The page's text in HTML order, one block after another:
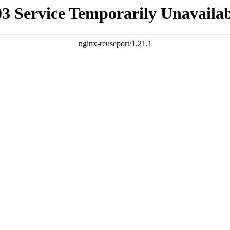
Service Temporarily
nginx-reuseport/1.21.1